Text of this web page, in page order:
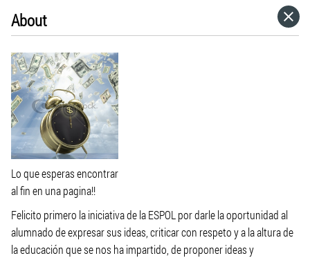
About
Lo que esperas encontrar
al fin en una pagina!!
Felicito primero la iniciativa de la ESPOL por darle la oportunidad al
alumnado de expresar sus ideas, criticar con respeto y a la altura de
la educación que se nos ha impartido, de proponer ideas y